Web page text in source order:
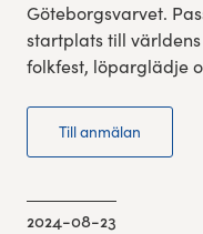
Göteborgsvarvet.
startplats till
folkfest, löparglädje
Till anmälan
2024-08-23